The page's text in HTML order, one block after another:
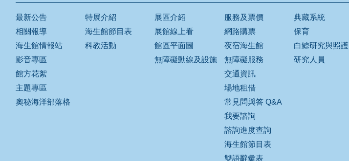
最新公告
相關報導
海生館情報站
影音專區
館方花絮
主題專區
奧秘海洋部落格
特展介紹
海生館節目表
科教活動
展區介紹
展館線上看
館區平面圖
無障礙動線及設施
服務及票價
網路購票
夜宿海生館
無障礙服務
交通資訊
場地租借
常見問與答 Q&A
我要諮詢
諮詢進度查詢
海生館節目表
雙語辭彙表
典藏系統
保育
白鯨研究與照護
研究人員